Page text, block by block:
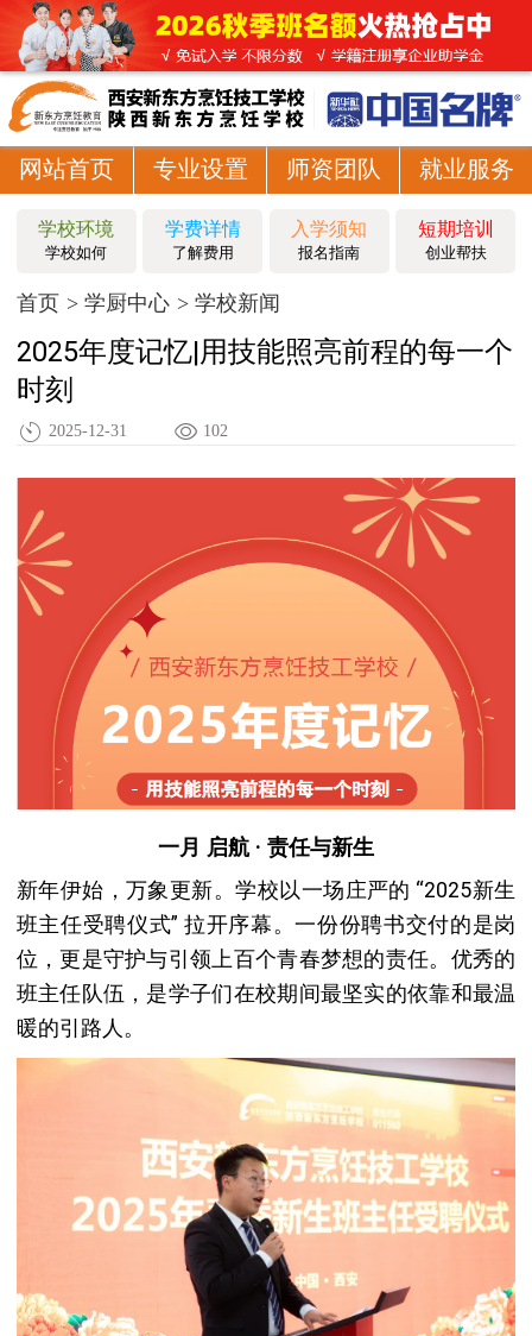
网站首页 专业设置 师资团队 就业服务
学校环境
学校如何
学费详情
了解费用
入学须知
报名指南
短期培训
创业帮扶
首页 学厨中心 学校新闻
2025年度记忆|用技能照亮前程的每一个
时刻
2025-12-31 102
一月 启航 · 责任与新生
新年伊始，万象更新。学校以一场庄严的 “2025新生
班主任受聘仪式” 拉开序幕。一份份聘书交付的是岗
位，更是守护与引领上百个青春梦想的责任。优秀的
班主任队伍，是学子们在校期间最坚实的依靠和最温
暖的引路人。